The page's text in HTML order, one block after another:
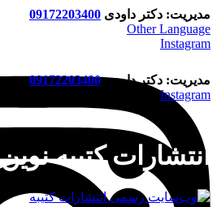
مدیریت: دکتر داودی 09172203400
Other Language
Instagram
مدیریت: دکتر داودی09172203400
Instagram
انتشارات کتیبه نوین